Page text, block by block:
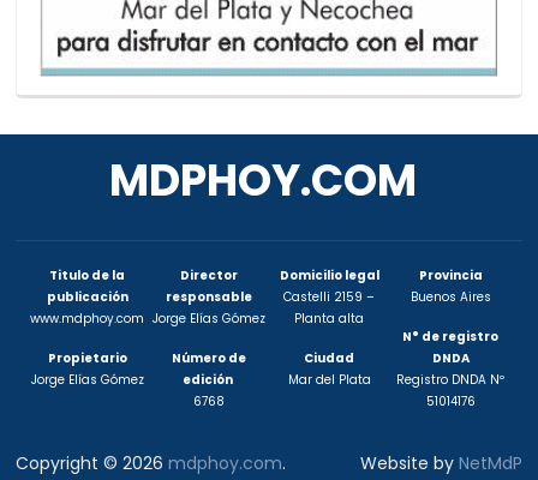
MDPHOY.COM
Titulo de la
publicación
www.mdphoy.com
Propietario
Jorge Elías Gómez
Director
responsable
Jorge Elías Gómez
Número de
edición
6768
Domicilio legal
Castelli 2159 –
Planta alta
Ciudad
Mar del Plata
Provincia
Buenos Aires
N° de registro
DNDA
Registro DNDA Nº
51014176
Copyright © 2026mdphoy.com. Website by NetMdP